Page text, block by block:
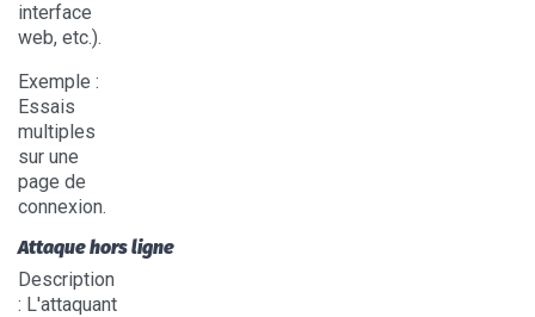
interface
web, etc.).
Exemple :
Essais
multiples
sur une
page de
connexion.
Attaque hors ligne
Description
: L'attaquant